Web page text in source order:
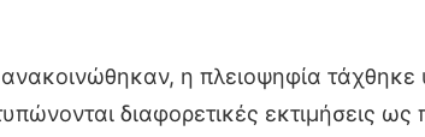
η πλειοψηφία τάχθηκε
διαφορετικές εκτιμήσεις